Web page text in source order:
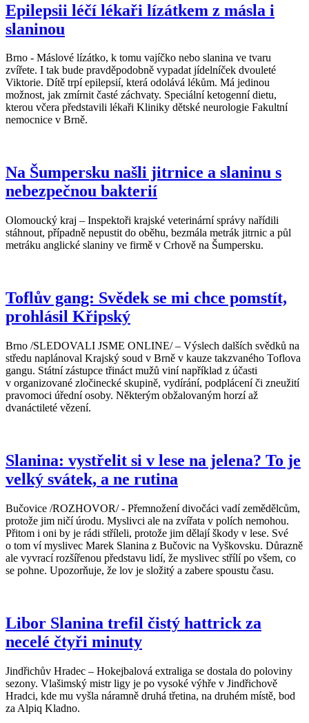
Epilepsii léčí lékaři lízátkem z másla i
slaninou
Brno - Máslové lízátko, k tomu vajíčko nebo slanina ve tvaru
zvířete. I tak bude pravděpodobně vypadat jídelníček dvouleté
Viktorie. Dítě trpí epilepsií, která odolává lékům. Má jedinou
možnost, jak zmírnit časté záchvaty. Speciální ketogenní dietu,
kterou včera představili lékaři Kliniky dětské neurologie Fakultní
nemocnice v Brně.
Na Šumpersku našli jitrnice a slaninu s
nebezpečnou bakterií
Olomoucký kraj – Inspektoři krajské veterinární správy nařídili
stáhnout, případně nepustit do oběhu, bezmála metrák jitrnic a půl
metráku anglické slaniny ve firmě v Crhově na Šumpersku.
Toflův gang: Svědek se mi chce pomstít,
prohlásil Křipský
Brno /SLEDOVALI JSME ONLINE/ – Výslech dalších svědků na
středu naplánoval Krajský soud v Brně v kauze takzvaného Toflova
gangu. Státní zástupce třináct mužů viní například z účasti
v organizované zločinecké skupině, vydírání, podplácení či zneužití
pravomoci úřední osoby. Některým obžalovaným horzí až
dvanáctileté vězení.
Slanina: vystřelit si v lese na jelena? To je
velký svátek, a ne rutina
Bučovice /ROZHOVOR/ - Přemnožení divočáci vadí zemědělcům,
protože jim ničí úrodu. Myslivci ale na zvířata v polích nemohou.
Přitom i oni by je rádi stříleli, protože jim dělají škody v lese. Své
o tom ví myslivec Marek Slanina z Bučovic na Vyškovsku. Důrazně
ale vyvrací rozšířenou představu lidí, že myslivec střílí po všem, co
se pohne. Upozorňuje, že lov je složitý a zabere spoustu času.
Libor Slanina trefil čistý hattrick za
necelé čtyři minuty
Jindřichův Hradec – Hokejbalová extraliga se dostala do poloviny
sezony. Vlašimský mistr ligy je po vysoké výhře v Jindřichově
Hradci, kde mu vyšla náramně druhá třetina, na druhém místě, bod
za Alpiq Kladno.